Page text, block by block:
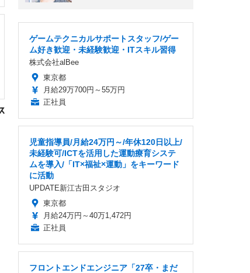
ゲームテクニカルサポートスタッフ/ゲー
ム好き歓迎・未経験歓迎・ITスキル習得
株式会社alBee
東京都
月給29万700円～55万円
正社員
児童指導員/月給24万円～/年休120日以上/
未経験可/ICTを活用した運動療育システ
ムを導入/「IT×福祉×運動」をキーワード
に活動
UPDATE新江古田スタジオ
東京都
月給24万円～40万1,472円
正社員
フロントエンドエンジニア「27卒・まだ